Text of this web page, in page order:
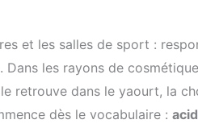
et les salles de sport :
les rayons de
retrouve dans le yaourt, la
dès le vocabulaire :